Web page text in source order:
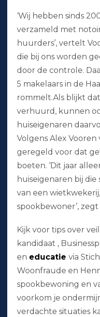
‘Wij hebben sinds
verzameld met
huurders’, vertelt
die bij ons worden
door de controle.
5 makelaars in de
rommelt.Als blijkt
verhuurd, kunnen
huiseigenaren
Volgens Alex
geregeld voor dat
boeten. ‘Dit jaar
huiseigenaren bij
van een
spookbewoner’, zegt
Kijk voor tips over
kandidaat ,
en educatie via
Woonfraude en
spookbewoning en
voorkom je
verdachte situaties